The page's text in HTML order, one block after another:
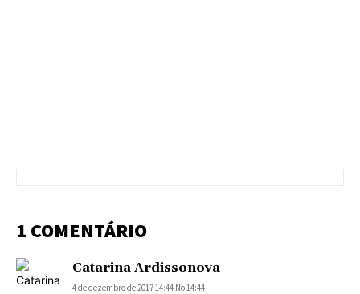
1 COMENTÁRIO
Catarina Ardissonova
4 de dezembro de 2017 14:44 No 14:44